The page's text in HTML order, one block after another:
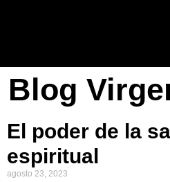
Blog
El poder de la
espiritual
agosto 23, 2023